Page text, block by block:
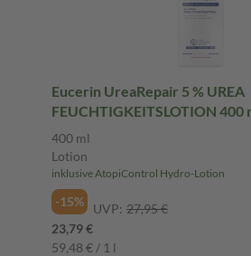
Eucerin UreaRepair 5 % UREA
FEUCHTIGKEITSLOTION 400
400 ml
Lotion
inklusive AtopiControl Hydro-Lotion
-15% UVP: 27,95 €
23,79 €
59,48 € / 1 l